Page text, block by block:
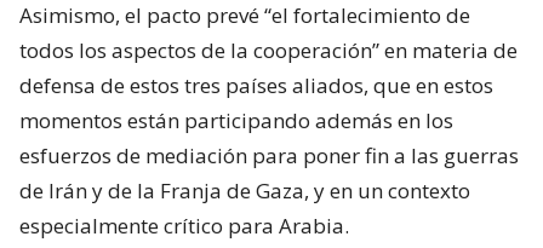
Asimismo, el pacto prevé “el fortalecimiento de
todos los aspectos de la cooperación” en materia de
defensa de estos tres países aliados, que en estos
momentos están participando además en los
esfuerzos de mediación para poner fin a las guerras
de Irán y de la Franja de Gaza, y en un contexto
especialmente crítico para Arabia.